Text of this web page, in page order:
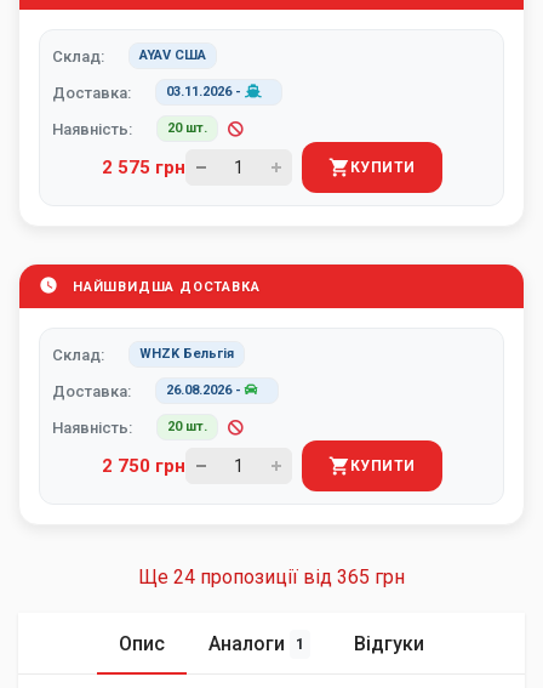
Склад: AYAV США
Доставка: 03.11.2026-
Наявність: 20 шт.
2 575 грн КУПИТИ
НАЙШВИДША ДОСТАВКА
Склад: WHZK Бельгія
Доставка: 26.08.2026-
Наявність: 20 шт.
2 750 грн КУПИТИ
Ще 24 пропозиції від 365 грн
Опис Аналоги 1 Відгуки